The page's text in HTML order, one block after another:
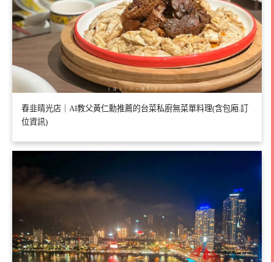
春韭晴光店｜AI教父黃仁勳推薦的台菜私廚無菜單料理(含包廂.訂
位資訊)